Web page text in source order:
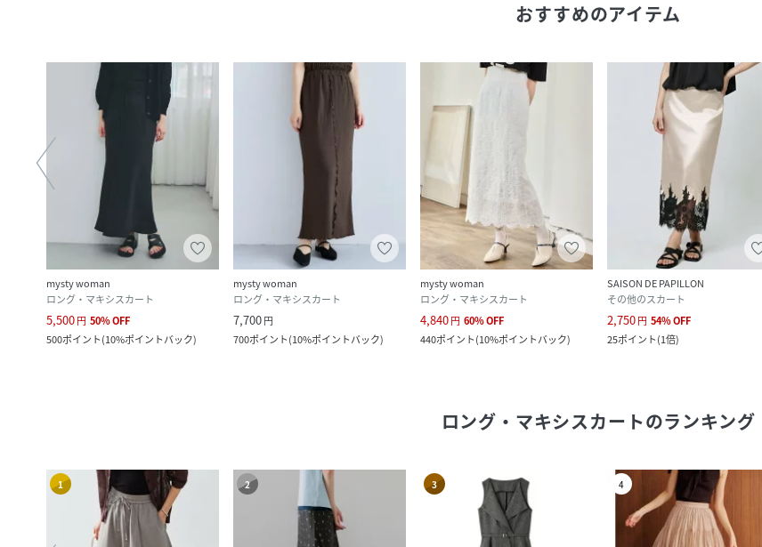
おすすめのアイテム
mysty woman
ロング・マキシスカート
5,500円 50%OFF
500ポイント(10%ポイントバック)
mysty woman
ロング・マキシスカート
7,700円
700ポイント(10%ポイントバック)
mysty woman
ロング・マキシスカート
4,840円 60%OFF
440ポイント(10%ポイントバック)
SAISON DE PAPILLON
その他のスカート
2,750円 54%OFF
25ポイント(1倍)
ロング・マキシスカートのランキング
1 2 3 4